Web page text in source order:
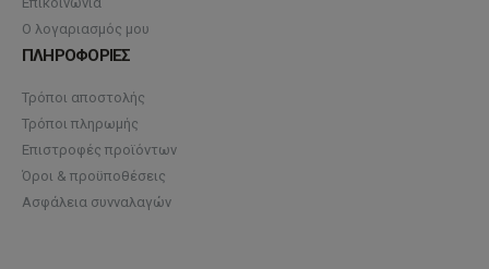
Ο λογαριασμός μου
ΠΛΗΡΟΦΟΡΙΕΣ
Τρόποι αποστολής
Τρόποι πληρωμής
Επιστροφές προϊόντων
Όροι & προϋποθέσεις
Ασφάλεια συνναλαγών